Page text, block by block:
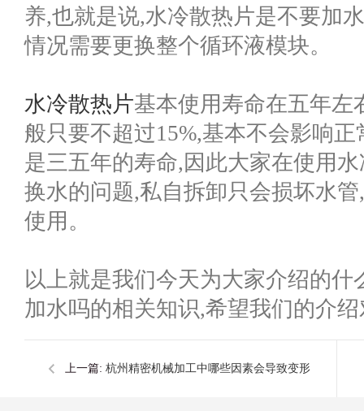
养,也就是说,水冷散热片是不要加
情况需要更换整个循环液模块。
水冷散热片基本使用寿命在五年左
般只要不超过15%,基本不会影响
是三五年的寿命,因此大家在使用
换水的问题,私自拆卸只会损坏水
使用。
以上就是我们今天为大家介绍的
加水吗的相关知识,希望我们的介
上一篇: 杭州精密机械加工中哪些因素会导致变形